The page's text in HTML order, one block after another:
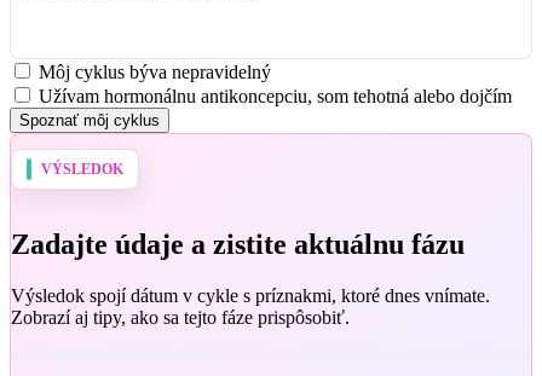
Môj cyklus býva nepravidelný
Užívam hormonálnu antikoncepciu, som tehotná alebo dojčím
Spoznať môj cyklus
VÝSLEDOK
Zadajte údaje a zistite aktuálnu fázu
Výsledok spojí dátum v cykle s príznakmi, ktoré dnes vnímate.
Zobrazí aj tipy, ako sa tejto fáze prispôsobiť.